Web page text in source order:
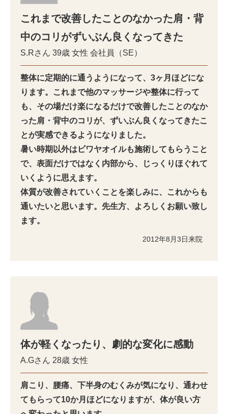
これまで改善したことのなかった肩・背
中のコリがずいぶん良くなってきた
S.Rさん 39歳 女性 会社員（SE）
整体に定期的に通うようになって、3ヶ月ほどにな
ります。
これまで他のマッサージや整体に行って
も、その場だけ楽になるだけで改善したことのなか
った肩・背中のコリが、ずいぶん良くなってきたこ
とが実感できるようになりました。
暑い時期以外はビワヤオイルも施術してもらうこと
で、表面だけではなく内部から、じっくりほぐれて
いくように思えます。
体質が改善されていくことを楽しみに、これからも
通いたいと思います。先生方、よろしくお願い致し
ます。
2012年8月3日来院
体が軽くなったり、劇的な変化に感動
A.Gさん 28歳 女性
肩こり、腰痛、下半身のむくみが気になり、通わせ
てもらって10か月ほどになりますが、体が良い方